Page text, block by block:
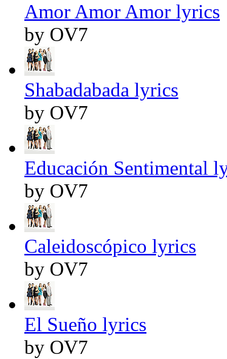
Amor Amor Amor lyrics
by OV7
Shabadabada lyrics
by OV7
Educación Sentimental
by OV7
Caleidoscópico lyrics
by OV7
El Sueño lyrics
by OV7